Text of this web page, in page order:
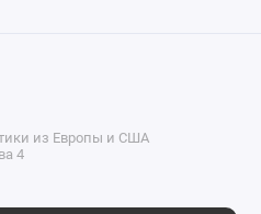
из Европы и США
4